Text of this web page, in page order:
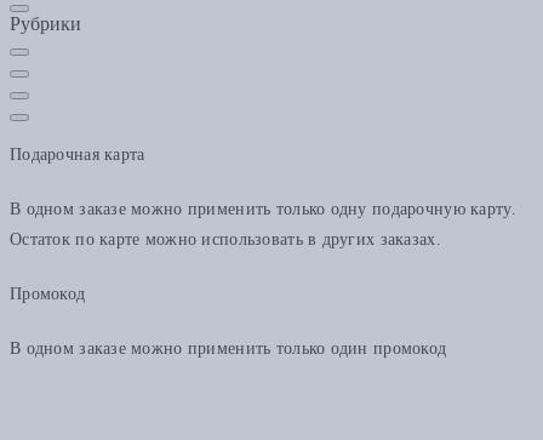
Рубрики
Подарочная карта
В одном заказе можно применить только одну подарочную карту.
Остаток по карте можно использовать в других заказах.
Промокод
В одном заказе можно применить только один промокод